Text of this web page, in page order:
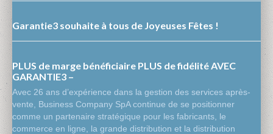
Garantie3 souhaite à tous de Joyeuses Fêtes !
PLUS de marge bénéficiaire PLUS de fidélité AVEC
GARANTIE3 –
Avec 26 ans d’expérience dans la gestion des services après-
vente, Business Company SpA continue de se positionner
comme un partenaire stratégique pour les fabricants, le
commerce en ligne, la grande distribution et la distribution